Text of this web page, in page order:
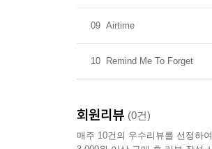
09 Airtime
10 Remind Me To Forget
회원리뷰 (0건)
매주 10건의 우수리뷰를 선정하